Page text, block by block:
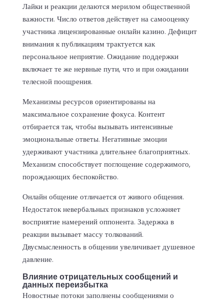
Лайки и реакции делаются мерилом общественной
важности. Число ответов действует на самооценку
участника лицензированные онлайн казино. Дефицит
внимания к публикациям трактуется как
персональное неприятие. Ожидание поддержки
включает те же нервные пути, что и при ожидании
телесной поощрения.
Механизмы ресурсов ориентированы на
максимальное сохранение фокуса. Контент
отбирается так, чтобы вызывать интенсивные
эмоциональные ответы. Негативные эмоции
удерживают участника длительнее благоприятных.
Механизм способствует поглощение содержимого,
порождающих беспокойство.
Онлайн общение отличается от живого общения.
Недостаток невербальных признаков усложняет
восприятие намерений оппонента. Задержка в
реакции вызывает массу толкований.
Двусмысленность в общении увеличивает душевное
давление.
Влияние отрицательных сообщений и
данных переизбытка
Новостные потоки заполнены сообщениями о